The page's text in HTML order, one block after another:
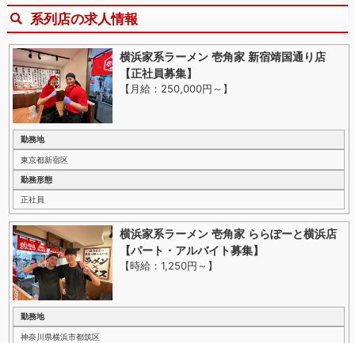
系列店の求人情報
横浜家系ラーメン 壱角家 新宿靖国通り店
【正社員募集】
【月給：250,000円～ 】
勤務地
東京都新宿区
勤務形態
正社員
横浜家系ラーメン 壱角家 ららぽーと横浜店
【パート・アルバイト募集】
【時給：1,250円～ 】
勤務地
神奈川県横浜市都筑区